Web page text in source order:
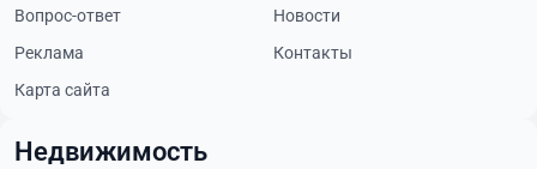
Вопрос-ответ
Новости
Реклама
Контакты
Карта сайта
Недвижимость